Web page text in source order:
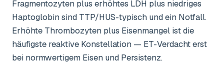
Fragmentozyten plus erhöhtes LDH plus niedriges
Haptoglobin sind TTP/HUS-typisch und ein Notfall.
Erhöhte Thrombozyten plus Eisenmangel ist die
häufigste reaktive Konstellation — ET-Verdacht erst
bei normwertigem Eisen und Persistenz.